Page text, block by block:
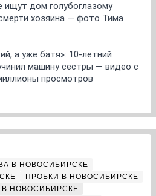
ищут дом голубоглазому
хозяина — фото Тима
а уже батя»: 10-летний
машину сестры — видео с
просмотров
В НОВОСИБИРСКЕ
ПРОБКИ В НОВОСИБИРСКЕ
НОВОСИБИРСКЕ